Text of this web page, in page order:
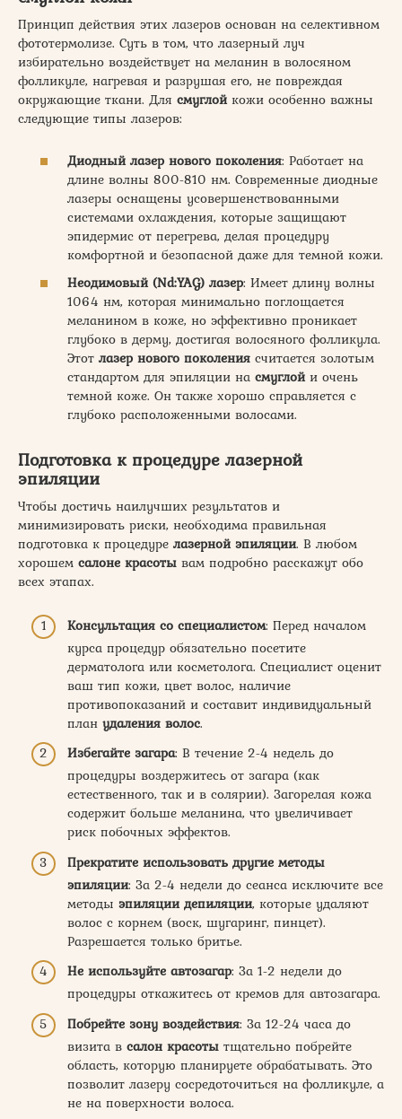
Принцип действия этих лазеров основан на селективном
фототермолизе. Суть в том, что лазерный луч
избирательно воздействует на меланин в волосяном
фолликуле, нагревая и разрушая его, не повреждая
окружающие ткани. Для смуглойкожи особенно важны
следующие типы лазеров:
Диодный лазер нового поколения: Работает на
длине волны 800-810 нм. Современные диодные
лазеры оснащены усовершенствованными
системами охлаждения, которые защищают
эпидермис от перегрева, делая процедуру
комфортной и безопасной даже для темной кожи.
Неодимовый (Nd:YAG) лазер: Имеет длину волны
1064 нм, которая минимально поглощается
меланином в коже, но эффективно проникает
глубоко в дерму, достигая волосяного фолликула.
Этот лазер нового поколения считается золотым
стандартом для эпиляции на смуглойи очень
темной коже. Он также хорошо справляется с
глубоко расположенными волосами.
Подготовка к процедуре лазерной
эпиляции
Чтобы достичь наилучших результатов и
минимизировать риски, необходима правильная
подготовка к процедуре лазерной эпиляции. В любом
хорошем салоне красоты вам подробно расскажут обо
всех этапах.
Консультация со специалистом: Перед началом
курса процедур обязательно посетите
дерматолога или косметолога. Специалист оценит
ваш тип кожи, цвет волос, наличие
противопоказаний и составит индивидуальный
план удаления волос.
Избегайте загара: В течение 2-4 недель до
процедуры воздержитесь от загара (как
естественного, так и в солярии). Загорелая кожа
содержит больше меланина, что увеличивает
риск побочных эффектов.
Прекратите использовать другие методы
эпиляции: За 2-4 недели до сеанса исключите все
методы эпиляции депиляции, которые удаляют
волос с корнем (воск, шугаринг, пинцет).
Разрешается только бритье.
Не используйте автозагар: За 1-2 недели до
процедуры откажитесь от кремов для автозагара.
Побрейте зону воздействия: За 12-24 часа до
визита в салон красоты тщательно побрейте
область, которую планируете обрабатывать. Это
позволит лазеру сосредоточиться на фолликуле, а
не на поверхности волоса.